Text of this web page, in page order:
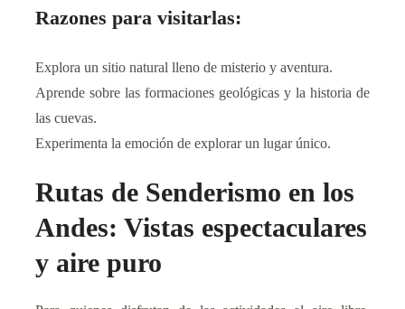
Razones para visitarlas:
Explora un sitio natural lleno de misterio y aventura.
Aprende sobre las formaciones geológicas y la historia de
las cuevas.
Experimenta la emoción de explorar un lugar único.
Rutas de Senderismo en los
Andes: Vistas espectaculares
y aire puro